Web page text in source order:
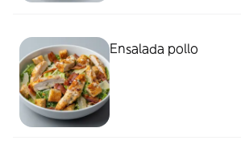
Ensalada pollo